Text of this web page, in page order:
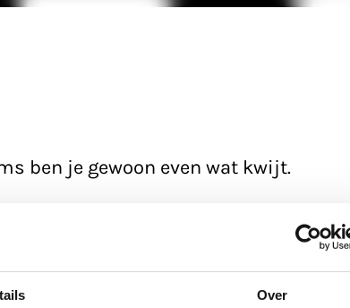
Over
ben je gewoon even wat kwijt.